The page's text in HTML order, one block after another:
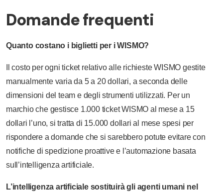
Domande frequenti
Quanto costano i biglietti per i WISMO?
Il costo per ogni ticket relativo alle richieste WISMO gestite
manualmente varia da 5 a 20 dollari, a seconda delle
dimensioni del team e degli strumenti utilizzati. Per un
marchio che gestisce 1.000 ticket WISMO al mese a 15
dollari l’uno, si tratta di 15.000 dollari al mese spesi per
rispondere a domande che si sarebbero potute evitare con
notifiche di spedizione proattive e l’automazione basata
sull’intelligenza artificiale.
L’intelligenza artificiale sostituirà gli agenti umani nel